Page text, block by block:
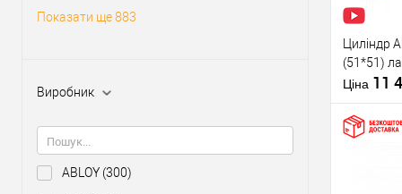
Показати ще 883
Виробник
ABLOY (300)
Виробник
Рівень
Модель
серцевини
Тип товару
Тип ключа
Циліндр
(51*51)
Ціна 11